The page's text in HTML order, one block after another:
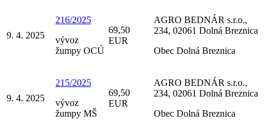
9. 4. 2025
216/2025
vývoz
žumpy OCÚ
69,50
EUR
AGRO BEDNÁR s.r.o.,
234, 02061 Dolná Breznica
Obec Dolná Breznica
9. 4. 2025
215/2025
vývoz
žumpy MŠ
69,50
EUR
AGRO BEDNÁR s.r.o.,
234, 02061 Dolná Breznica
Obec Dolná Breznica